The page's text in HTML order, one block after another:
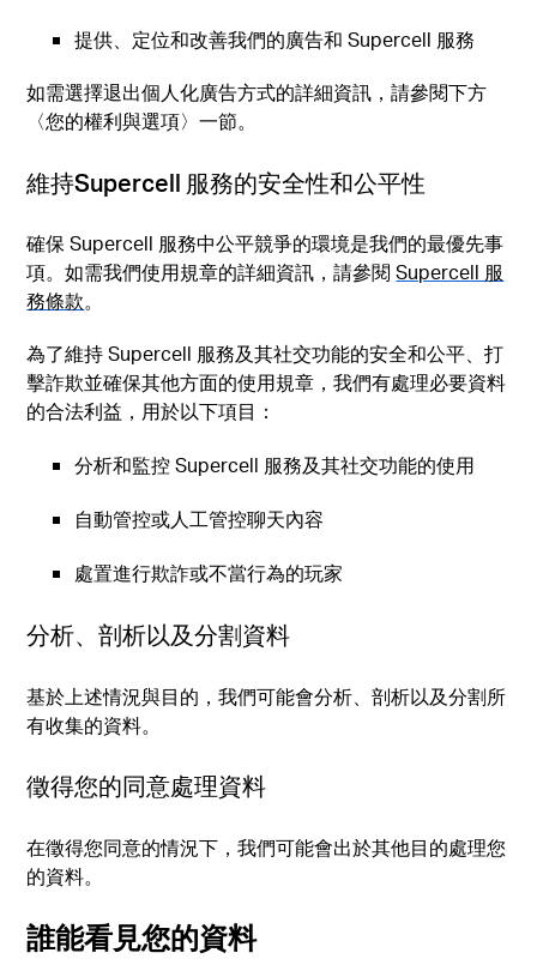
提供、定位和改善我們的廣告和 Supercell 服務
如需選擇退出個人化廣告方式的詳細資訊，請參閱下方
〈您的權利與選項〉一節。
維持Supercell 服務的安全性和公平性
確保 Supercell 服務中公平競爭的環境是我們的最優先事
項。如需我們使用規章的詳細資訊，請參閱Supercell 服
務條款。
為了維持 Supercell 服務及其社交功能的安全和公平、打
擊詐欺並確保其他方面的使用規章，我們有處理必要資料
的合法利益，用於以下項目：
分析和監控 Supercell 服務及其社交功能的使用
自動管控或人工管控聊天內容
處置進行欺詐或不當行為的玩家
分析、剖析以及分割資料
基於上述情況與目的，我們可能會分析、剖析以及分割所
有收集的資料。
徵得您的同意處理資料
在徵得您同意的情況下，我們可能會出於其他目的處理您
的資料。
誰能看見您的資料